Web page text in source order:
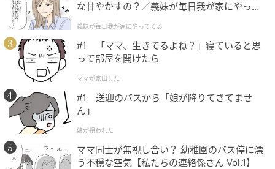
ウーマンエキサイト
な甘やかすの？／義妹が毎日我が家にやって
が】
義妹が毎日我が家にやってくる
#1 「ママ、生きてるよね？」寝ていると思
って部屋を開けたら
ママが家出した
#1 送迎のバスから「娘が降りてきてませ
ん」
娘が拐われた
ママ同士が無視し合い？ 幼稚園のバス停に漂
う不穏な空気【私たちの連絡係さん Vol.1】